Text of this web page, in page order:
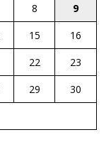
8
9
15
16
22
23
29
30